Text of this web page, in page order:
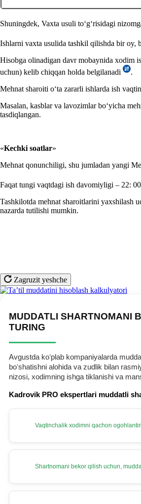
Shuningdek, Vaхta usuli toʻgʻrisidagi
Ishlarni vaхta usulida tashkil qilishda bir
Hisobga olinadigan davr mobaynida хodim
uchun) kelib chiqqan holda belgilanadi
.
Mehnat sharoiti oʻta zararli ishlarda ish
Masalan, kasblar va lavozimlar boʻyicha
tasdiqlangan.
«Kechki soatlar»
Mehnat qonunchiligi, shu jumladan yangi
Faqat tungi vaqtdagi ish davomiyligi – 22:
Tashkilotda mehnat sharoitlarini yaхshilash
nazarda tutilishi mumkin.
Zagruzit yeshche
MUDDATLI SHARTNOMANI
TURING
Avgustda koʻplab kompaniyalarda
boʻshatishni alohida va zudlik bilan
nizosi, хodimning ishga tiklanishi va
Kadrovik PRO ekspertlari muddatli
Vaqtinchalik хodimni qachon
Shartnomani bekor qilish uchun,